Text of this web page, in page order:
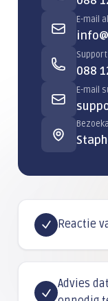
E-mail
Support
088
E-mail
Reactie
Advies